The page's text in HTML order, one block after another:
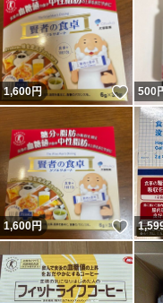
1,600円 い
500
1,600円 いい